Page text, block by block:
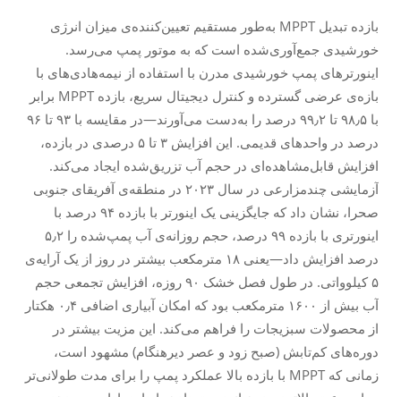
بازده تبدیل MPPT به‌طور مستقیم تعیین‌کننده‌ی میزان انرژی
خورشیدی جمع‌آوری‌شده است که به موتور پمپ می‌رسد.
اینورترهای پمپ خورشیدی مدرن با استفاده از نیمه‌هادی‌های با
بازه‌ی عرضی گسترده و کنترل دیجیتال سریع، بازده MPPT برابر
با ۹۸٫۵ تا ۹۹٫۲ درصد را به‌دست می‌آورند—در مقایسه با ۹۳ تا ۹۶
درصد در واحدهای قدیمی. این افزایش ۳ تا ۵ درصدی در بازده،
افزایش قابل‌مشاهده‌ای در حجم آب تزریق‌شده ایجاد می‌کند.
آزمایشی چندمزارعی در سال ۲۰۲۳ در منطقه‌ی آفریقای جنوبی
صحرا، نشان داد که جایگزینی یک اینورتر با بازده ۹۴ درصد با
اینورتری با بازده ۹۹ درصد، حجم روزانه‌ی آب پمپ‌شده را ۵٫۲
درصد افزایش داد—یعنی ۱۸ مترمکعب بیشتر در روز از یک آرایه‌ی
۵ کیلوواتی. در طول فصل خشک ۹۰ روزه، افزایش تجمعی حجم
آب بیش از ۱۶۰۰ مترمکعب بود که امکان آبیاری اضافی ۰٫۴ هکتار
از محصولات سبزیجات را فراهم می‌کند. این مزیت بیشتر در
دوره‌های کم‌تابش (صبح زود و عصر دیرهنگام) مشهود است،
زمانی که MPPT با بازده بالا عملکرد پمپ را برای مدت طولانی‌تر